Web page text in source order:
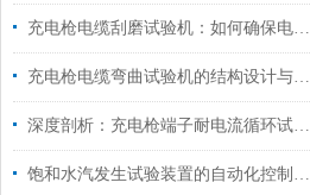
充电枪电缆刮磨试验机：如何确保电缆外皮耐磨性能精准检测？
充电枪电缆弯曲试验机的结构设计与性能特点分析
深度剖析：充电枪端子耐电流循环试验机的工作原理
饱和水汽发生试验装置的自动化控制技术